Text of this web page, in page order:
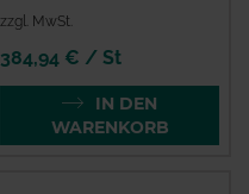
zzgl. MwSt.
384,94 € / St
IN DEN
WARENKORB